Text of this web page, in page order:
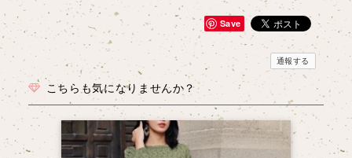
Save
通報する
こちらも気になりませんか？